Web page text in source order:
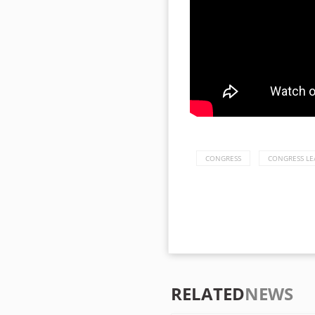
CONGRESS CONGRESS
RELATEDNEWS